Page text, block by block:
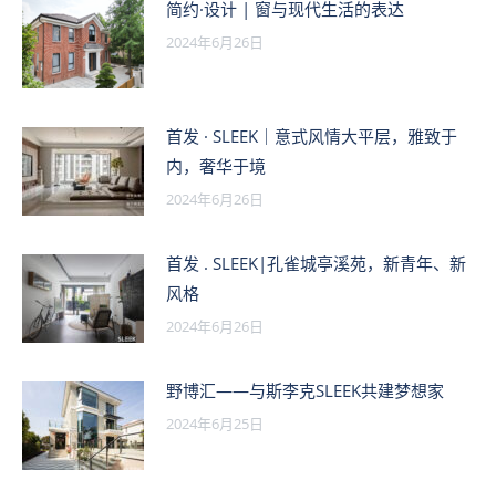
简约·设计 | 窗与现代生活的表达
2024年6月26日
首发 · SLEEK｜意式风情大平层，雅致于
内，奢华于境
2024年6月26日
首发 . SLEEK|孔雀城亭溪苑，新青年、新
风格
2024年6月26日
野博汇——与斯李克SLEEK共建梦想家
2024年6月25日